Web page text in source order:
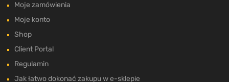
Moje zamówienia
Moje konto
Shop
Client Portal
Regulamin
Jak łatwo dokonać zakupu w e-sklepie